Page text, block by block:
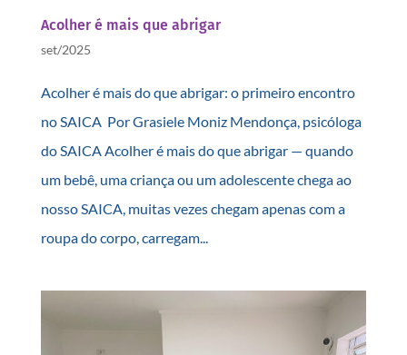
Acolher é mais que abrigar
set/2025
Acolher é mais do que abrigar: o primeiro encontro
no SAICA Por Grasiele Moniz Mendonça, psicóloga
do SAICA Acolher é mais do que abrigar — quando
um bebê, uma criança ou um adolescente chega ao
nosso SAICA, muitas vezes chegam apenas com a
roupa do corpo, carregam...